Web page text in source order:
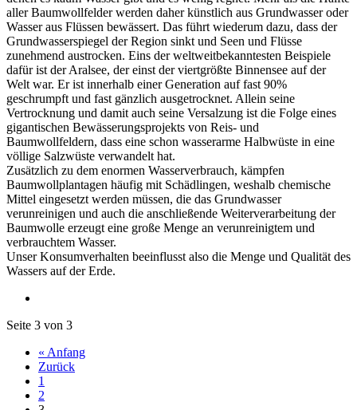
aller Baumwollfelder werden daher künstlich aus Grundwasser oder
Wasser aus Flüssen bewässert. Das führt wiederum dazu, dass der
Grundwasserspiegel der Region sinkt und Seen und Flüsse
zunehmend austrocken. Eins der weltweitbekanntesten Beispiele
dafür ist der Aralsee, der einst der viertgrößte Binnensee auf der
Welt war. Er ist innerhalb einer Generation auf fast 90%
geschrumpft und fast gänzlich ausgetrocknet. Allein seine
Vertrocknung und damit auch seine Versalzung ist die Folge eines
gigantischen Bewässerungsprojekts von Reis- und
Baumwollfeldern, dass eine schon wasserarme Halbwüste in eine
völlige Salzwüste verwandelt hat.
Zusätzlich zu dem enormen Wasserverbrauch, kämpfen
Baumwollplantagen häufig mit Schädlingen, weshalb chemische
Mittel eingesetzt werden müssen, die das Grundwasser
verunreinigen und auch die anschließende Weiterverarbeitung der
Baumwolle erzeugt eine große Menge an verunreinigtem und
verbrauchtem Wasser.
Unser Konsumverhalten beeinflusst also die Menge und Qualität des
Wassers auf der Erde.
Seite 3 von 3
« Anfang
Zurück
1
2